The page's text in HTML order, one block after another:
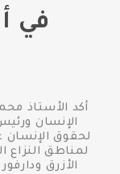
في
أكد الأستاذ
الإنسان
لحقوق الإنسان
لمناطق النزاع
الأزرق